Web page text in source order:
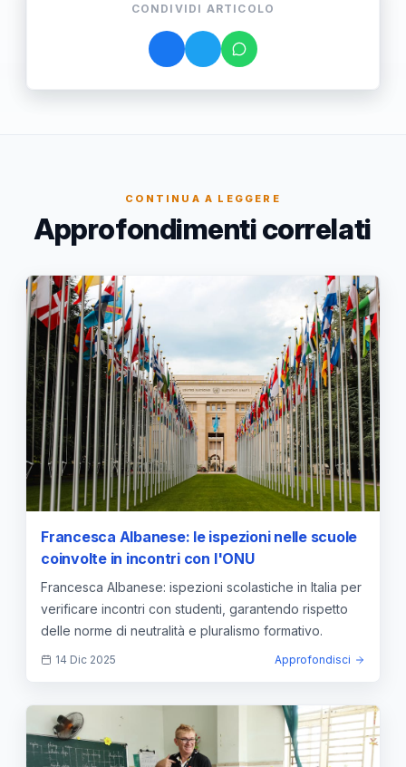
CONDIVIDI ARTICOLO
CONTINUA A LEGGERE
Approfondimenti correlati
Francesca Albanese: le ispezioni nelle scuole
coinvolte in incontri con l'ONU
Francesca Albanese: ispezioni scolastiche in Italia per
verificare incontri con studenti, garantendo rispetto
delle norme di neutralità e pluralismo formativo.
14 Dic 2025 Approfondisci